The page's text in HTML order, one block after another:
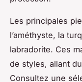
Les principales
l’améthyste, la
labradorite. Ces
de styles, allant
Consultez une